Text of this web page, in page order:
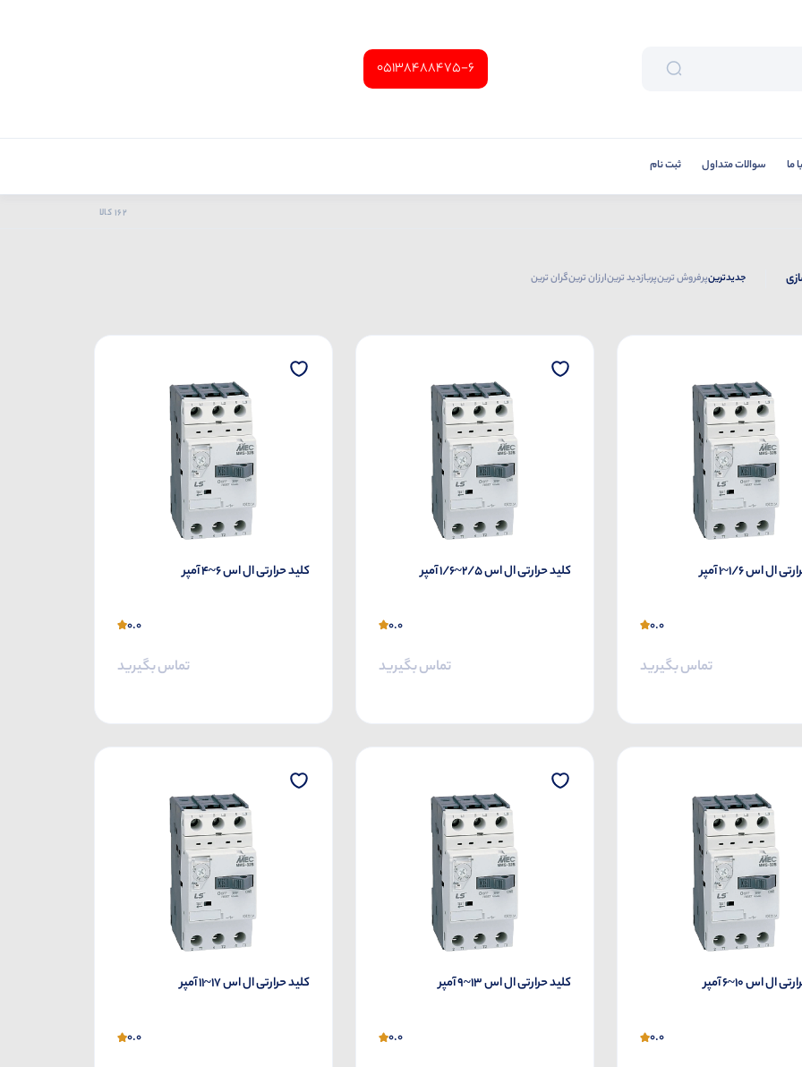
05138488475-6
ما سوالات متداول ثبت نام
162 کالا
جدیدترینپرفروش ترینپربازدید ترینارزان ترینگران ترین
ال اس 1/6~1 آمپر
0.0
تماس بگیرید
کلید حرارتی ال اس 2/5~1/6 آمپر
0.0
تماس بگیرید
کلید حرارتی ال اس 6~4 آمپر
0.0
تماس بگیرید
ال اس 10~6 آمپر
0.0
کلید حرارتی ال اس 13~9 آمپر
0.0
کلید حرارتی ال اس 17~11 آمپر
0.0